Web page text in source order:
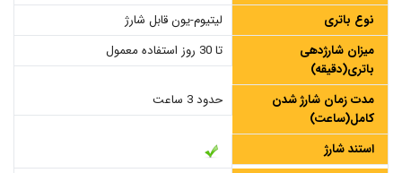
نوع باتری
لیتیوم-یون قابل شارژ
میزان شارژدهی
باتری(دقیقه)
تا 30 روز استفاده معمول
مدت زمان شارژ شدن
کامل(ساعت)
حدود 3 ساعت
استند شارژ